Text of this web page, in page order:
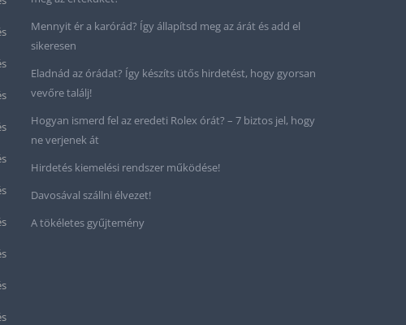
Mennyit ér a karórád? Így állapítsd meg az árát és add el
sikeresen
Eladnád az órádat? Így készíts ütős hirdetést, hogy gyorsan
vevőre találj!
Hogyan ismerd fel az eredeti Rolex órát? – 7 biztos jel, hogy
ne verjenek át
Hirdetés kiemelési rendszer működése!
Davosával szállni élvezet!
A tökéletes gyűjtemény